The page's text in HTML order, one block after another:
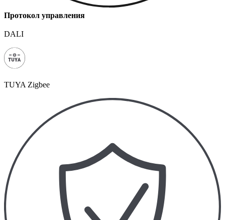
Протокол управления
DALI
TUYA Zigbee